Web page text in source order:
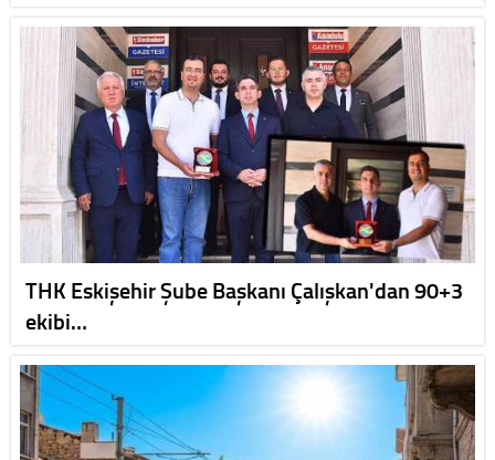
THK Eskişehir Şube Başkanı Çalışkan'dan 90+3
ekibi…